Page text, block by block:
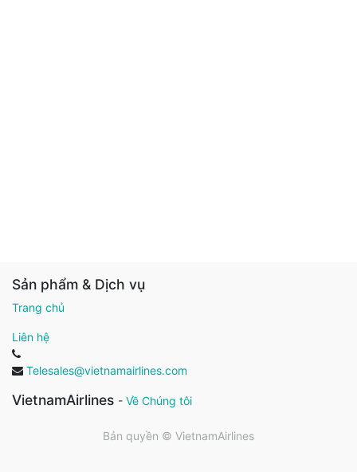
Sản phẩm & Dịch vụ
Trang chủ
Liên hệ
Telesales@vietnamairlines.com
VietnamAirlines - Về Chúng tôi
Bản quyền © VietnamAirlines